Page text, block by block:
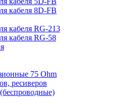
кабеля 8D-FB
кабеля RG-213
кабеля RG-58
75 Ohm
ресиверов